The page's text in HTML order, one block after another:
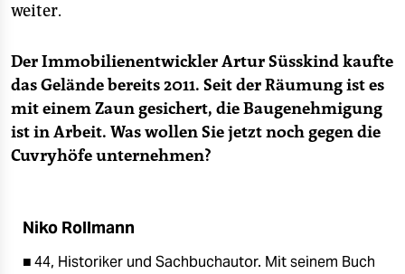
weiter.
Der Immobilienentwickler Artur Süsskind kaufte
das Gelände bereits 2011. Seit der Räumung ist es
mit einem Zaun gesichert, die Baugenehmigung
ist in Arbeit. Was wollen Sie jetzt noch gegen die
Cuvryhöfe unternehmen?
Niko Rollmann
■ 44, Historiker und Sachbuchautor. Mit seinem Buch